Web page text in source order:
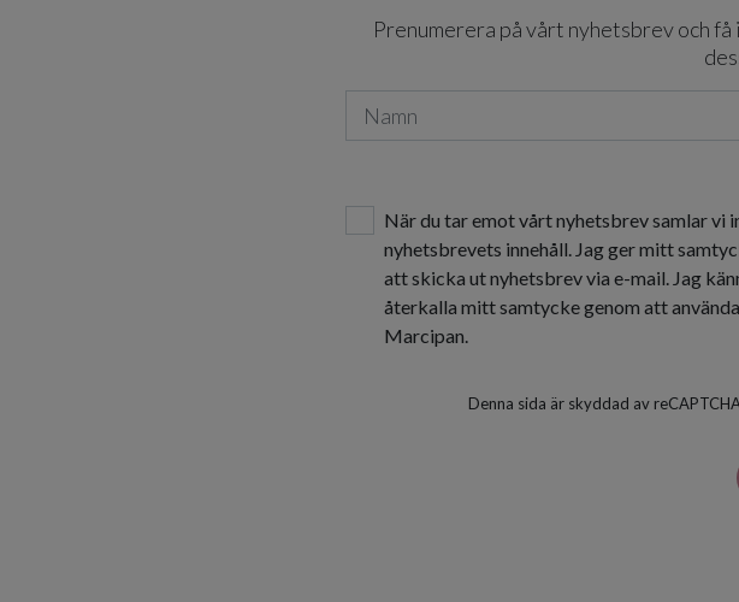
Prenumerera på vårt nyhetsbrev och
När du tar emot vårt nyhetsbrev samlar vi
nyhetsbrevets innehåll. Jag ger mitt
att skicka ut nyhetsbrev via e-mail. Jag
återkalla mitt samtycke genom att
Marcipan.
Denna sida är skyddad av